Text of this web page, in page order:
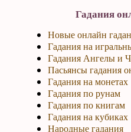
Гадания
Новые онлайн
Гадания на
Гадания Ангелы и
Пасьянсы гадания
Гадания на монетах
Гадания по рунам
Гадания по книгам
Гадания на кубиках
Народные гадания